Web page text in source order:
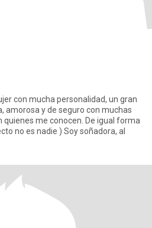
con mucha personalidad, un gran
amorosa y de seguro con muchas
me conocen. De igual forma
con defectos ( porque perfecto no es nadie ) Soy soñadora, al